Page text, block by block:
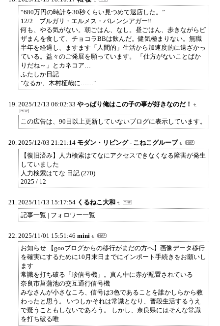
“680万円の時計を30秒くらい見つめて退店した。”
12/2 ブルガリ・エルメス・バレンシアガー!!
何も、やる気がない。朝ごはん、なし。昼ごはん、歩きながらピ
ザまんを食して、チョコラBBは飲んだ。健気極まりない。無職
半年を経過し、ますます「人間的」生活から加速度的に遠ざかっ
ている。益々のご発展を願っています。 「仕方がないことばか
りだね～」とカネコア…
ふたしか日記
"なるか、木村柾哉に……"
2025/12/13 06:02:33 やっぱり俺はこの子の事が好きなのだ！
この広告は、90日以上更新していないブログに表示しています。
2025/12/03 21:21:14 モダン・リビング - こねこグループ
【復旧済み】人力検索はてなにアクセスできなくなる障害が発生
していました
人力検索はてな 日記 (270)
2025 / 12
2025/11/13 15:17:54 くるねこ大和
記事一覧 | フォロワー一覧
2025/11/01 15:51:46 mini
お知らせ 【gooブログからの移行がまだの方へ】画像データ移行
を確実にするために10月末日までにインポート手続きをお願いし
ます
常識を打ち破る「珍信号機」。真ん中に赤が配置されている
奈良市菖蒲池の交互通行信号機
みなさんが小さなころ、信号は3色であることを誰かしらから教
わったと思う。 いつしかそれは常識となり、普段生活するうえ
で疑うこともしないであろう。 しかし、奈良県にはそんな常識
を打ち破る唯